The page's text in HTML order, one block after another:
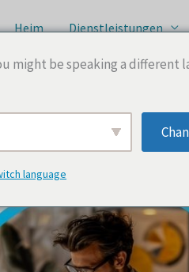
Heim Dienstleistungen
und finanzielle Ziele
might be speaking a different
language